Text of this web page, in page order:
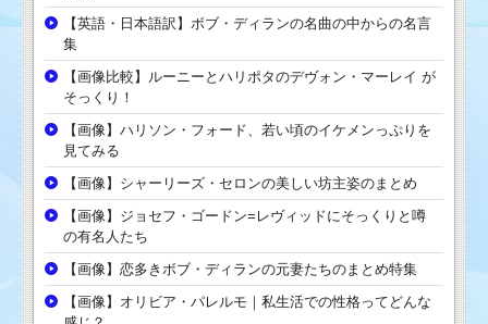
【英語・日本語訳】ボブ・ディランの名曲の中からの名言
集
【画像比較】ルーニーとハリポタのデヴォン・マーレイ が
そっくり！
【画像】ハリソン・フォード、若い頃のイケメンっぷりを
見てみる
【画像】シャーリーズ・セロンの美しい坊主姿のまとめ
【画像】ジョセフ・ゴードン=レヴィッドにそっくりと噂
の有名人たち
【画像】恋多きボブ・ディランの元妻たちのまとめ特集
【画像】オリビア・パレルモ｜私生活での性格ってどんな